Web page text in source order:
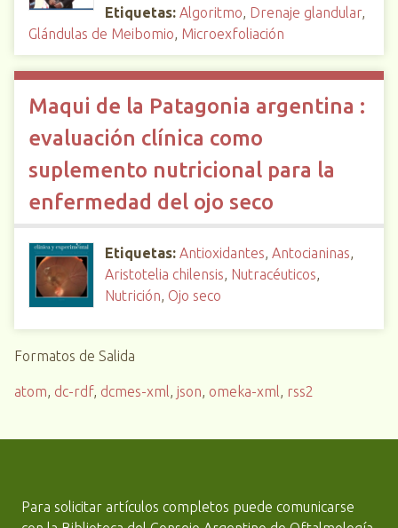
Etiquetas: Algoritmo, Drenaje glandular,
Glándulas de Meibomio, Microexfoliación
Maqui de la Patagonia argentina :
evaluación clínica como
suplemento nutricional para la
enfermedad del ojo seco
Etiquetas: Antioxidantes, Antocianinas,
Aristotelia chilensis, Nutracéuticos,
Nutrición, Ojo seco
Formatos de Salida
atom, dc-rdf, dcmes-xml, json, omeka-xml, rss2
Para solicitar artículos completos puede comunicarse